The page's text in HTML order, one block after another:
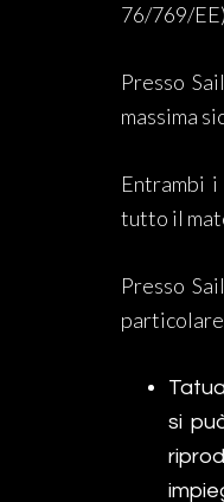
76/769/
Presso
massima
Entrambi
tutto il
Presso
si